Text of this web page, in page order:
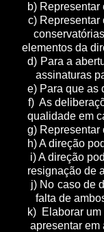
b) Representar
c) Representar
elementos da
d) Para a
assinaturas
e) Para que as
f) As
qualidade em
g) Representar
h) A direção
i) A direção
resignação de
j) No caso de
falta de ambos
k) Elaborar
apresentar em